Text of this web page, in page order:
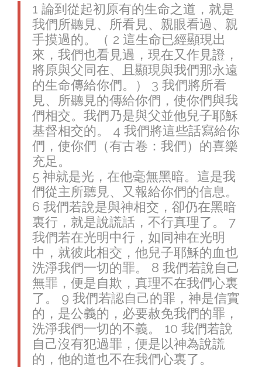
1 論到從起初原有的生命之道，就是
我們所聽見、所看見、親眼看過、親
手摸過的。（ 2 這生命已經顯現出
來，我們也看見過，現在又作見證，
將原與父同在、且顯現與我們那永遠
的生命傳給你們。） 3 我們將所看
見、所聽見的傳給你們，使你們與我
們相交。我們乃是與父並他兒子耶穌
基督相交的。 4 我們將這些話寫給你
們，使你們（有古卷：我們）的喜樂
充足。
5 神就是光，在他毫無黑暗。這是我
們從主所聽見、又報給你們的信息。
6 我們若說是與神相交，卻仍在黑暗
裏行，就是說謊話，不行真理了。 7
我們若在光明中行，如同神在光明
中，就彼此相交，他兒子耶穌的血也
洗淨我們一切的罪。 8 我們若說自己
無罪，便是自欺，真理不在我們心裏
了。 9 我們若認自己的罪，神是信實
的，是公義的，必要赦免我們的罪，
洗淨我們一切的不義。 10 我們若說
自己沒有犯過罪，便是以神為說謊
的，他的道也不在我們心裏了。